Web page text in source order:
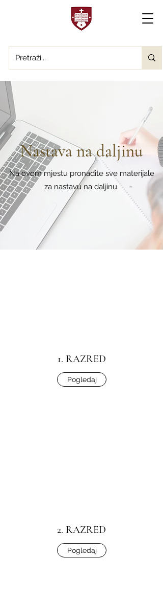
Nastava na daljinu
Na ovom mjestu pronađite sve materijale
za nastavu na daljinu.
1. RAZRED
Pogledaj
2. RAZRED
Pogledaj